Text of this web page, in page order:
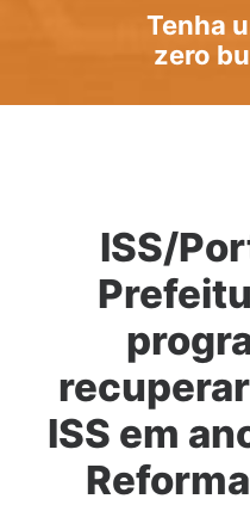
Tenha
zero
ISS/
ISS em